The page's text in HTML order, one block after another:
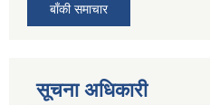
बाँकी समाचार
सूचना अधिकारी